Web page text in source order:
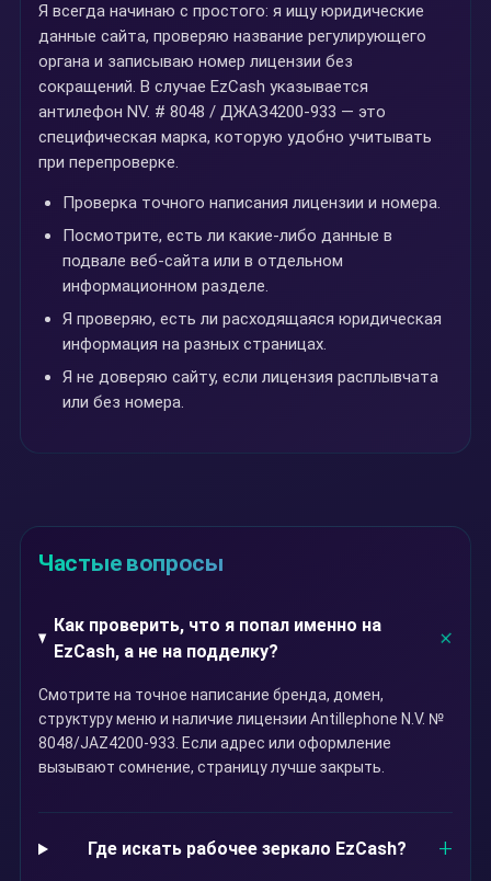
Я всегда начинаю с простого: я ищу юридические
данные сайта, проверяю название регулирующего
органа и записываю номер лицензии без
сокращений. В случае EzCash указывается
антилефон NV. # 8048 / ДЖАЗ4200-933 — это
специфическая марка, которую удобно учитывать
при перепроверке.
Проверка точного написания лицензии и номера.
Посмотрите, есть ли какие-либо данные в
подвале веб-сайта или в отдельном
информационном разделе.
Я проверяю, есть ли расходящаяся юридическая
информация на разных страницах.
Я не доверяю сайту, если лицензия расплывчата
или без номера.
Частые вопросы
Как проверить, что я попал именно на
EzCash, а не на подделку?
Смотрите на точное написание бренда, домен,
структуру меню и наличие лицензии Antillephone N.V. №
8048/JAZ4200-933. Если адрес или оформление
вызывают сомнение, страницу лучше закрыть.
Где искать рабочее зеркало EzCash?